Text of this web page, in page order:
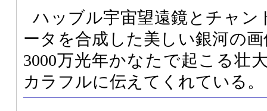
ハッブル宇宙望遠鏡とチャン
ータを合成した美しい銀河の
3000万光年かなたで起こる壮
カラフルに伝えてくれている。